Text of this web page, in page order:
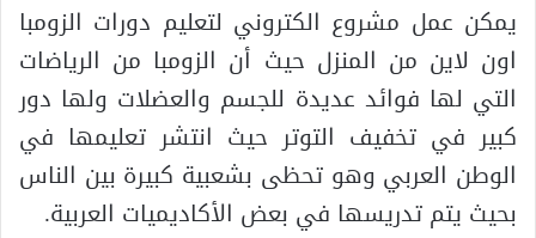
يمكن عمل مشروع الكتروني لتعليم دورات الزومبا
اون لاين من المنزل حيث أن الزومبا من الرياضات
التي لها فوائد عديدة للجسم والعضلات ولها دور
كبير في تخفيف التوتر حيث انتشر تعليمها في
الوطن العربي وهو تحظى بشعبية كبيرة بين الناس
بحيث يتم تدريسها في بعض الأكاديميات العربية.